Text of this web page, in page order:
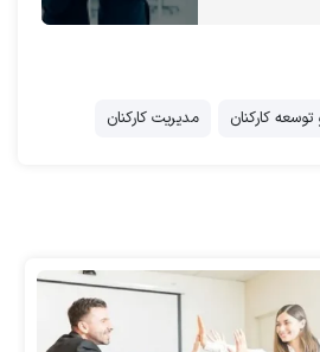
از دانش و مهارت‌های
ایجاد کنید و از تجارب آن‌ها
سازمان بهره‌مند شوید. با
خود فرصت‌های جدیدی برای
توسعه حرفه‌ای فراهم کنید.
کارکنان مدیریت کارکنان